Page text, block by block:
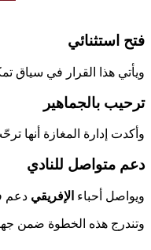
فتح استثنائي
ويأتي هذا القرار في سياق
ترحيب بالجماهير
وأكدت إدارة المغازة أنها
دعم متواصل للنادي
ويواصل أحباء الإفريقي دعم
وتندرج هذه الخطوة ضمن